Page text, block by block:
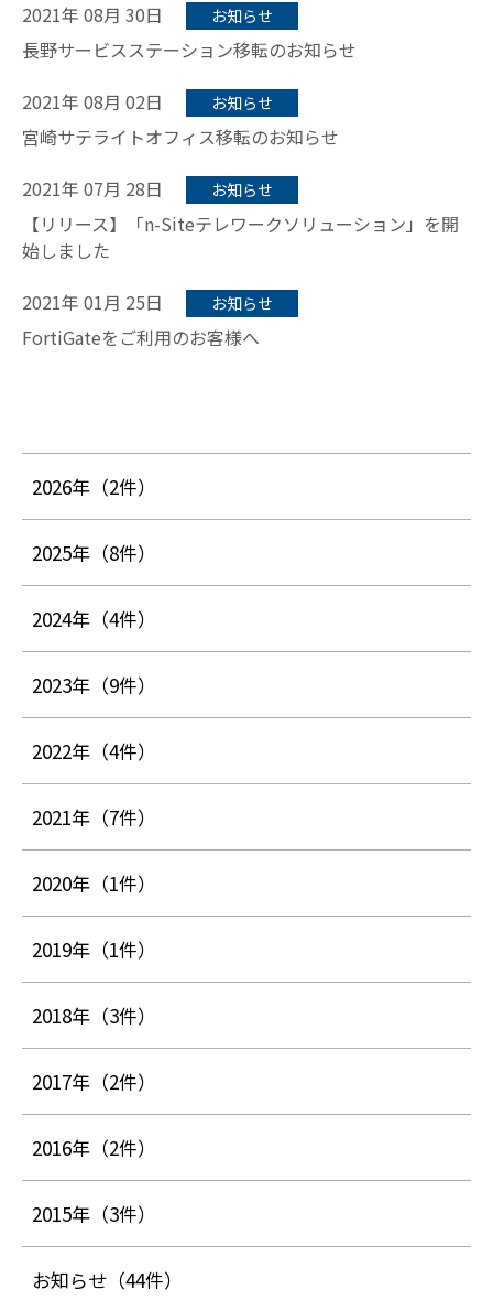
2026年 （2件）
2025年 （8件）
2024年 （4件）
2023年 （9件）
2022年 （4件）
2021年 （7件）
2020年 （1件）
2019年 （1件）
2018年 （3件）
2017年 （2件）
2016年 （2件）
2015年 （3件）
お知らせ （44件）
2021年 08月 30日
お知らせ
長野サービスステーション移転のお知らせ
2021年 08月 02日
お知らせ
宮崎サテライトオフィス移転のお知らせ
2021年 07月 28日
お知らせ
【リリース】「n-Siteテレワークソリューション」を開
始しました
2021年 01月 25日
お知らせ
FortiGateをご利用のお客様へ